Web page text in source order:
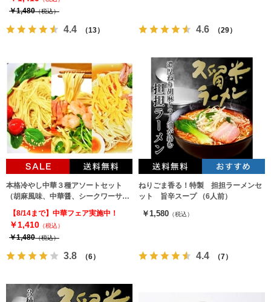
￥1,480（税込）
4.4 （13） 4.6 （29）
本格冷やし中華３種アソートセット
（胡麻風味、中華醤、シークワーサ
ー）詰め合せ♪（3種6人前）
【8/14まで】中華フェア実施中！
￥1,410 （税込）
￥1,480（税込）
3.8 （6）
ねりごま香る！特製 担担ラーメンセ
ット 旨辛スープ （6人前）
￥1,580 （税込）
4.4 （7）